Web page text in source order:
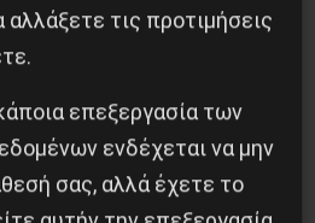
Μύθος, μνήμη και
τις προτιμήσεις
επεξεργασία των
ενδέχεται να μην
σας, αλλά έχετε το